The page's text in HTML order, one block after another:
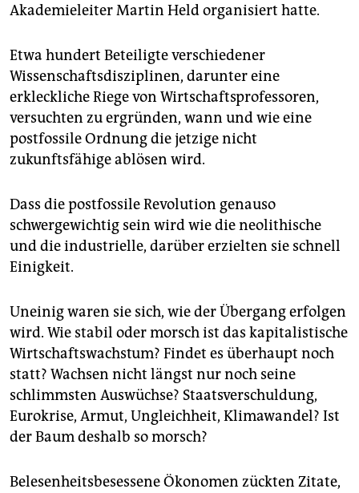
Akademieleiter Martin Held organisiert hatte.
Etwa hundert Beteiligte verschiedener
Wissenschaftsdisziplinen, darunter eine
erkleckliche Riege von Wirtschaftsprofessoren,
versuchten zu ergründen, wann und wie eine
postfossile Ordnung die jetzige nicht
zukunftsfähige ablösen wird.
Dass die postfossile Revolution genauso
schwergewichtig sein wird wie die neolithische
und die industrielle, darüber erzielten sie schnell
Einigkeit.
Uneinig waren sie sich, wie der Übergang erfolgen
wird. Wie stabil oder morsch ist das kapitalistische
Wirtschaftswachstum? Findet es überhaupt noch
statt? Wachsen nicht längst nur noch seine
schlimmsten Auswüchse? Staatsverschuldung,
Eurokrise, Armut, Ungleichheit, Klimawandel? Ist
der Baum deshalb so morsch?
Belesenheitsbesessene Ökonomen zückten Zitate,